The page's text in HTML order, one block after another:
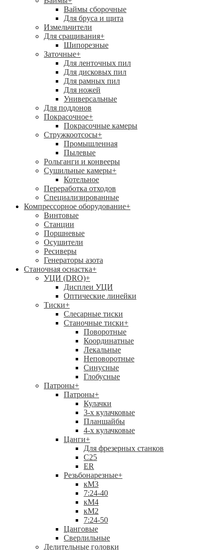
Ваймы сборочные
Для бруса и щита
Измельчители
Для сращивания+
Шипорезные
Заточные+
Для ленточных пил
Для дисковых пил
Для рамных пил
Для ножей
Универсальные
Для поддонов
Покрасочное+
Покрасочные камеры
Стружкоотсосы+
Промышленная
Пылевые
Рольганги и конвееры
Сушильные камеры+
Котельное
Переработка отходов
Специализированные
Компрессорное оборудование+
Винтовые
Станции
Поршневые
Осушители
Ресиверы
Генераторы азота
Станочная оснастка+
УЦИ (DRO)+
Дисплеи УЦИ
Оптические линейки
Тиски+
Слесарные тиски
Станочные тиски+
Поворотные
Координатные
Лекальные
Неповоротные
Синусные
Глобусные
Патроны+
Патроны+
Кулачки
3-х кулачковые
Планшайбы
4-х кулачковые
Цанги+
Для фрезерных станков
С25
ER
Резьбонарезные+
кМ3
7:24-40
кМ4
кМ2
7:24-50
Цанговые
Сверлильные
Делительные головки